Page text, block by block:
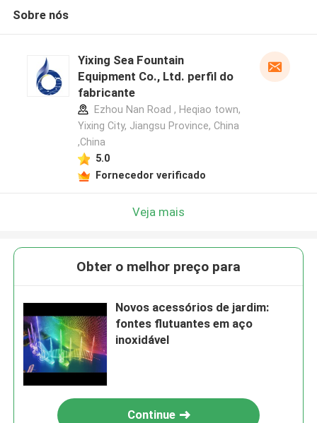
Sobre nós
Yixing Sea Fountain
Equipment Co., Ltd. perfil do
fabricante
Ezhou Nan Road , Heqiao town,
Yixing City, Jiangsu Province, China
,China
5.0
Fornecedor verificado
Veja mais
Obter o melhor preço para
Novos acessórios de jardim:
fontes flutuantes em aço
inoxidável
Continue